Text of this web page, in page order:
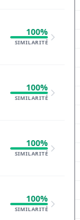
100%
SIMILARITÉ
100%
SIMILARITÉ
100%
SIMILARITÉ
100%
SIMILARITÉ